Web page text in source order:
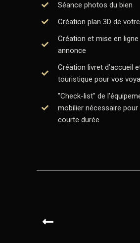
Séance photos du bien
Création plan 3D de
Création et mise en
annonce
Création livret d’accueil
touristique pour vos
"Check-list" de
mobilier nécessaire
courte durée